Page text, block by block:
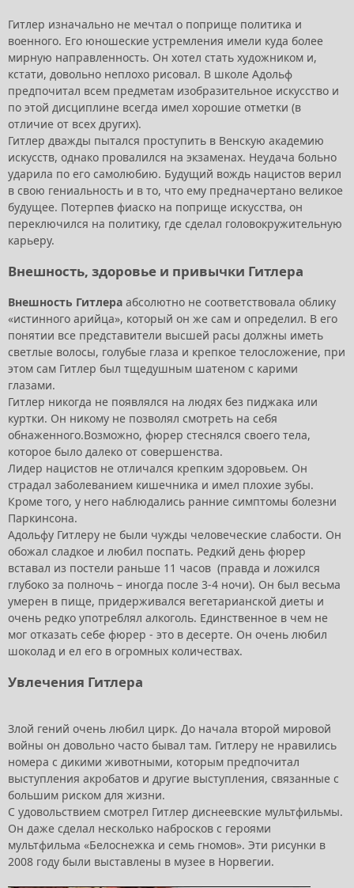
Гитлер изначально не мечтал о поприще политика и
военного. Его юношеские устремления имели куда более
мирную направленность. Он хотел стать художником и,
кстати, довольно неплохо рисовал. В школе Адольф
предпочитал всем предметам изобразительное искусство и
по этой дисциплине всегда имел хорошие отметки (в
отличие от всех других).
Гитлер дважды пытался проступить в Венскую академию
искусств, однако провалился на экзаменах. Неудача больно
ударила по его самолюбию. Будущий вождь нацистов верил
в свою гениальность и в то, что ему предначертано великое
будущее. Потерпев фиаско на поприще искусства, он
переключился на политику, где сделал головокружительную
карьеру.
Внешность, здоровье и привычки Гитлера
Внешность Гитлера абсолютно не соответствовала облику
«истинного арийца», который он же сам и определил. В его
понятии все представители высшей расы должны иметь
светлые волосы, голубые глаза и крепкое телосложение, при
этом сам Гитлер был тщедушным шатеном с карими
глазами.
Гитлер никогда не появлялся на людях без пиджака или
куртки. Он никому не позволял смотреть на себя
обнаженного.Возможно, фюрер стеснялся своего тела,
которое было далеко от совершенства.
Лидер нацистов не отличался крепким здоровьем. Он
страдал заболеванием кишечника и имел плохие зубы.
Кроме того, у него наблюдались ранние симптомы болезни
Паркинсона.
Адольфу Гитлеру не были чужды человеческие слабости. Он
обожал сладкое и любил поспать. Редкий день фюрер
вставал из постели раньше 11 часов (правда и ложился
глубоко за полночь – иногда после 3-4 ночи). Он был весьма
умерен в пище, придерживался вегетарианской диеты и
очень редко употреблял алкоголь. Единственное в чем не
мог отказать себе фюрер - это в десерте. Он очень любил
шоколад и ел его в огромных количествах.
Увлечения Гитлера
Злой гений очень любил цирк. До начала второй мировой
войны он довольно часто бывал там. Гитлеру не нравились
номера с дикими животными, которым предпочитал
выступления акробатов и другие выступления, связанные с
большим риском для жизни.
С удовольствием смотрел Гитлер диснеевские мультфильмы.
Он даже сделал несколько набросков с героями
мультфильма «Белоснежка и семь гномов». Эти рисунки в
2008 году были выставлены в музее в Норвегии.